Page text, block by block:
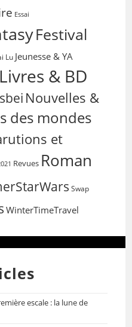
Essai
Festival
Lu Jeunesse & YA
Livres & BD
Nouvelles &
des mondes
et
Revues Roman
Swap
WinterTimeTravel
escale : la lune de